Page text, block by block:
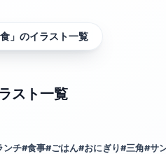
食」のイラスト一覧
スト一覧
ンチ#食事#ごはん#おにぎり#三角#サ